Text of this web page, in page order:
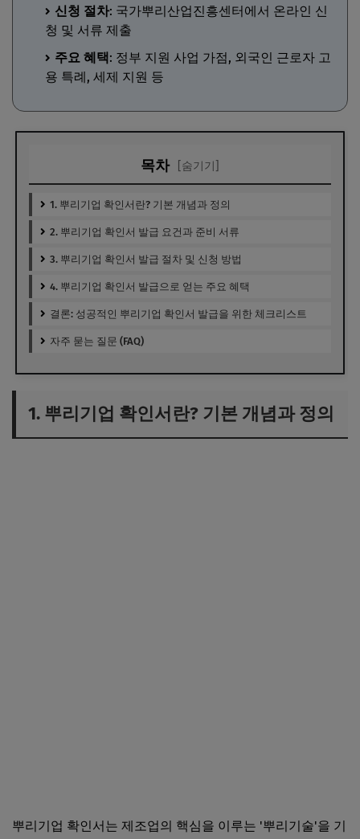
신청 절차: 국가뿌리산업진흥센터에서 온라인 신
청 및 서류 제출
주요 혜택: 정부 지원 사업 가점, 외국인 근로자 고
용 특례, 세제 지원 등
목차 [숨기기]
1. 뿌리기업 확인서란? 기본 개념과 정의
2. 뿌리기업 확인서 발급 요건과 준비 서류
3. 뿌리기업 확인서 발급 절차 및 신청 방법
4. 뿌리기업 확인서 발급으로 얻는 주요 혜택
결론: 성공적인 뿌리기업 확인서 발급을 위한 체크리스트
자주 묻는 질문 (FAQ)
1. 뿌리기업 확인서란? 기본 개념과 정의
뿌리기업 확인서는 제조업의 핵심을 이루는 '뿌리기술'을 기